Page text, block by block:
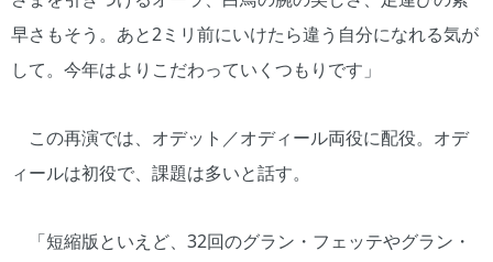
早さもそう。あと2ミリ前にいけたら違う自分になれる気が
して。今年はよりこだわっていくつもりです」
この再演では、オデット／オディール両役に配役。オデ
ィールは初役で、課題は多いと話す。
「短縮版といえど、32回のグラン・フェッテやグラン・